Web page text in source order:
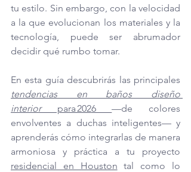
tu estilo. Sin embargo, con la velocidad
a la que evolucionan los materiales y la
tecnología, puede ser abrumador
decidir qué rumbo tomar.
tendencias en baños diseño
interior para 2026 —de colores
envolventes a duchas inteligentes— y
aprenderás cómo integrarlas de manera
residencial en Houston tal como lo